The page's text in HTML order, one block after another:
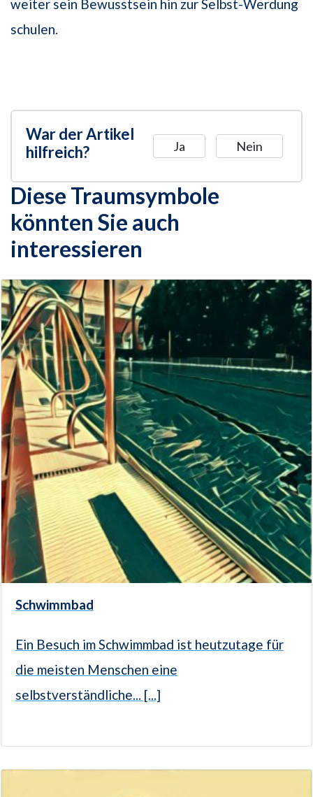
weiter sein Bewusstsein hin zur Selbst-Werdung
schulen.
War der Artikel
hilfreich?
Ja Nein
Diese Traumsymbole
könnten Sie auch
interessieren
Schwimmbad
Ein Besuch im Schwimmbad ist heutzutage für
die meisten Menschen eine
selbstverständliche... [...]